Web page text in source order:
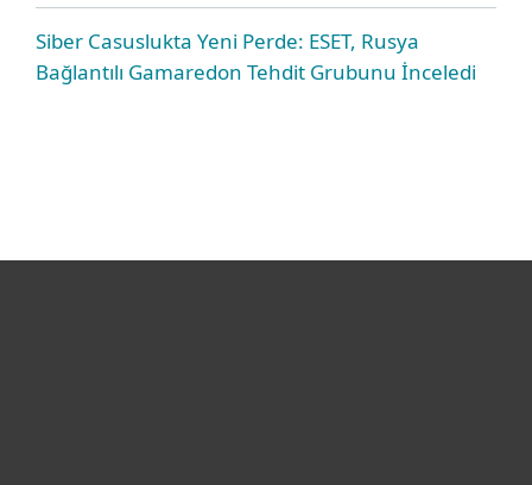
Siber Casuslukta Yeni Perde: ESET, Rusya
Bağlantılı Gamaredon Tehdit Grubunu İnceledi